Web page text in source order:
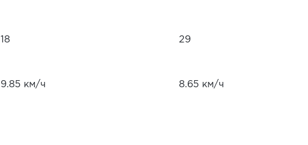
18 29
9.85 км/ч 8.65 км/ч